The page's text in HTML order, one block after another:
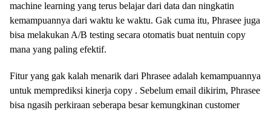
machine learning yang terus belajar dari data dan ningkatin
kemampuannya dari waktu ke waktu. Gak cuma itu, Phrasee juga
bisa melakukan A/B testing secara otomatis buat nentuin copy
mana yang paling efektif.
Fitur yang gak kalah menarik dari Phrasee adalah kemampuannya
untuk memprediksi kinerja copy . Sebelum email dikirim, Phrasee
bisa ngasih perkiraan seberapa besar kemungkinan customer